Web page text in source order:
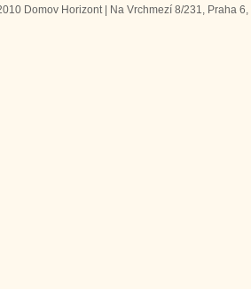
Domov Horizont | Na Vrchmezí 8/231, Praha